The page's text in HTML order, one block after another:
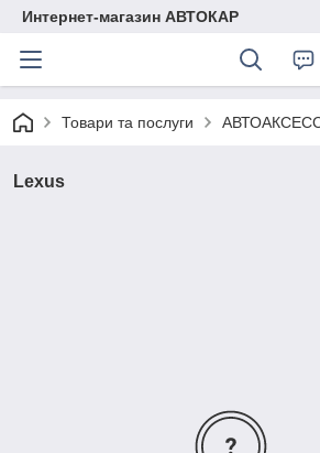
Интернет-магазин АВТОКАР
Товари та послуги
Lexus